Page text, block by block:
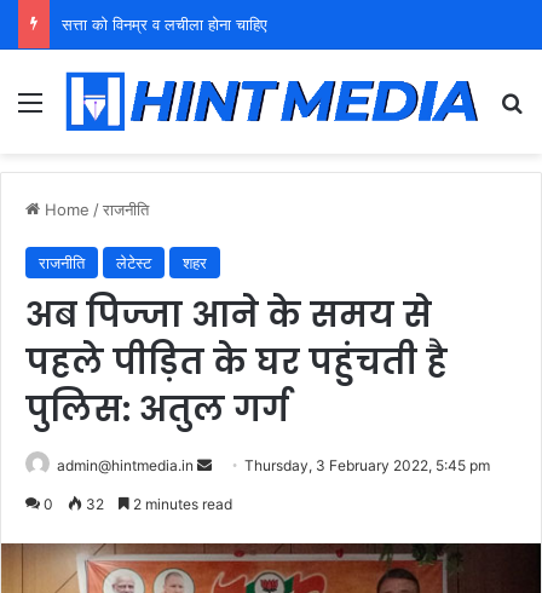
युवा शक्ति को पहचाने बूढ़ा नेतृत्व
Menu
Home /राजनीति
राजनीति लेटेस्ट शहर
अब पिज्जा आने के समय से
पहले पीड़ित के घर पहुंचती है
पुलिस: अतुल गर्ग
admin@hintmedia.in
SendThursday, 3 February 2022, 5:45 pm
0 32 2 minutes read